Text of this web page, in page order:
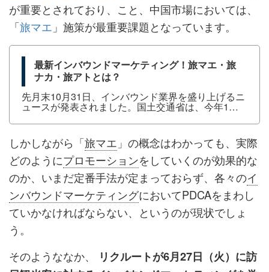
が重要とされており、こと、中国市場においては、
「旅マエ 」施策が最重要課題となっています。
最新インバウンドマーケティング！旅マエ・旅
ナカ・旅アトとは？
先月末10月31日、インバウンド業界を盛り上げるニ
ュースが発表されました。国土交通省は、今年1月
万人を超えたことを発表しました。このペースで行
けば2016年は2500万人弱の訪日外国人観光客数を望
め、東京オリンピック・パラリンピックが開かれる
2020年に4000万人という目標に向けて着々と増加し
つつあります。しかしながら、訪日中国人観光客の
伸びが鈍化していたり、為替相場に影響され日本円
ベースでの訪日外国人消費額の減少などが騒がれて
おり、...
しかしながら「旅マエ 」の概念はわかっても、実際
どのようにプロモーションをしていくのが効果的な
のか、いまだ定番手法が定まっておらず、各々のイ
ンバウンドマーケティングにおいてPDCAをまわし
ていかなければならない、というのが現状でしょ
う。
そのようななか、
リクルートが6月27日（火）に訪